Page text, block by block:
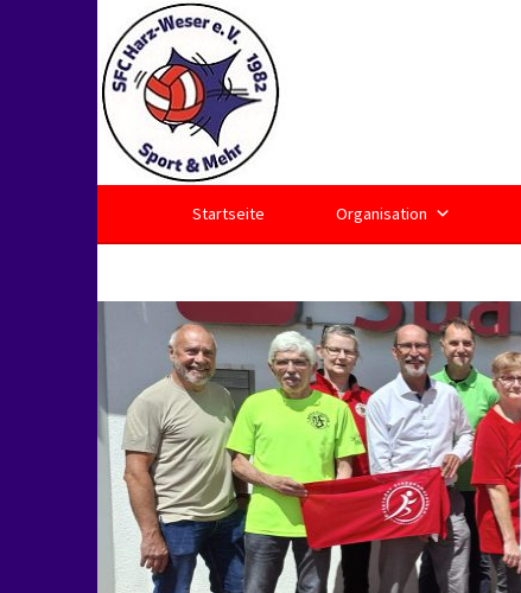
Springe
zum
Inhalt
Startseite Organisation